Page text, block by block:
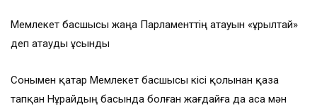
Мемлекет басшысы жаңа Парламенттің атауын «Құрылтай»
деп атауды ұсынды
Сонымен қатар Мемлекет басшысы кісі қолынан қаза
тапқан Нұрайдың басында болған жағдайға да аса мән